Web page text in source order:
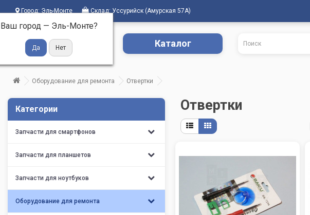
Город: Эль-Монте
Ваш город — Эль-Монте?
Склад: Уссурийск (Амурская 57А)
Каталог
Оборудование для ремонта Отвертки
Категории
Запчасти для смартфонов
Запчасти для планшетов
Запчасти для ноутбуков
Оборудование для ремонта
Отвертки